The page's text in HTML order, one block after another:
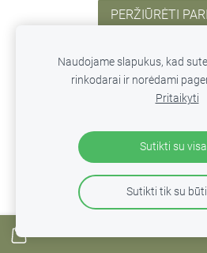
PERŽIŪRĖTI
Naudojame slapukus, kad
rinkodarai ir norėdami
Pritaikyti
Sutikti su
Sutikti tik su